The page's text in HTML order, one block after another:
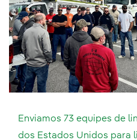
Enviamos 73 equipes de
dos Estados Unidos para